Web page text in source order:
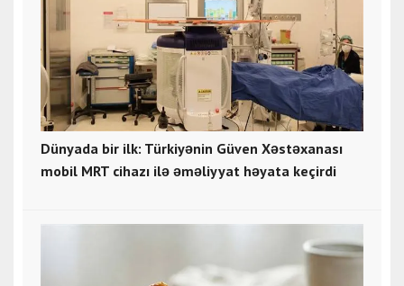
Dünyada bir ilk: Türkiyənin Güven Xəstəxanası
mobil MRT cihazı ilə əməliyyat həyata keçirdi